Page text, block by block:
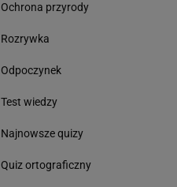
Ochrona przyrody
Rozrywka
Odpoczynek
Test wiedzy
Najnowsze quizy
Quiz ortograficzny